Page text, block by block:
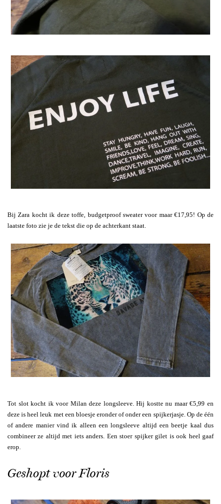
Bij Zara kocht ik deze toffe, budgetproof sweater voor maar €17,95! Op de
laatste foto zie je de tekst die op de achterkant staat.
Tot slot kocht ik voor Milan deze longsleeve. Hij kostte nu maar €5,99 en
deze is heel leuk met een bloesje eronder of onder een spijkerjasje. Op de één
of andere manier vind ik alleen een longsleeve altijd een beetje kaal dus
combineer ze altijd met iets anders. Een stoer spijker gilet is ook heel gaaf
erop.
Geshopt voor Floris